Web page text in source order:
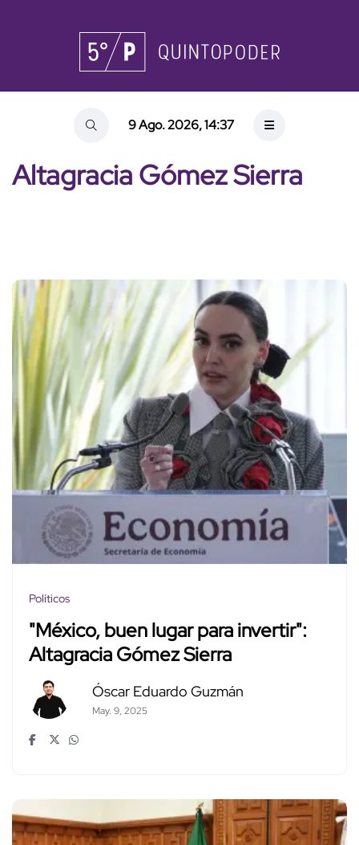
9 Ago. 2026, 14:37
Altagracia Gómez Sierra
Políticos
"México, buen lugar para invertir":
Altagracia Gómez Sierra
Óscar Eduardo Guzmán
May. 9, 2025